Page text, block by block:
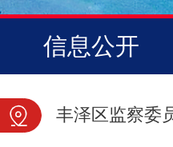
信息公开
丰泽区监察委